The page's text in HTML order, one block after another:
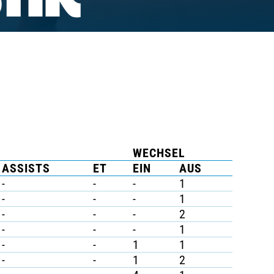
WECHSEL
ASSISTS
ET EIN
AUS
-
- -
1
-
- -
1
-
- -
2
-
- -
1
-
- 1
1
-
- 1
2